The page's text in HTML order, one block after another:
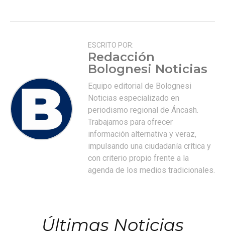
ESCRITO POR:
Redacción
Bolognesi Noticias
Equipo editorial de Bolognesi
Noticias especializado en
periodismo regional de Áncash.
Trabajamos para ofrecer
información alternativa y veraz,
impulsando una ciudadanía crítica y
con criterio propio frente a la
agenda de los medios tradicionales.
Últimas Noticias